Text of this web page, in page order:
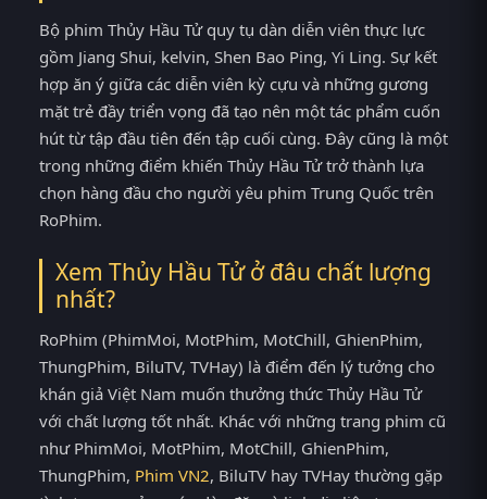
Bộ phim Thủy Hầu Tử quy tụ dàn diễn viên thực lực
gồm Jiang Shui, kelvin, Shen Bao Ping, Yi Ling. Sự kết
hợp ăn ý giữa các diễn viên kỳ cựu và những gương
mặt trẻ đầy triển vọng đã tạo nên một tác phẩm cuốn
hút từ tập đầu tiên đến tập cuối cùng. Đây cũng là một
trong những điểm khiến Thủy Hầu Tử trở thành lựa
chọn hàng đầu cho người yêu phim Trung Quốc trên
RoPhim.
Xem Thủy Hầu Tử ở đâu chất lượng
nhất?
RoPhim (PhimMoi, MotPhim, MotChill, GhienPhim,
ThungPhim, BiluTV, TVHay) là điểm đến lý tưởng cho
khán giả Việt Nam muốn thưởng thức Thủy Hầu Tử
với chất lượng tốt nhất. Khác với những trang phim cũ
như PhimMoi, MotPhim, MotChill, GhienPhim,
ThungPhim, Phim VN2, BiluTV hay TVHay thường gặp